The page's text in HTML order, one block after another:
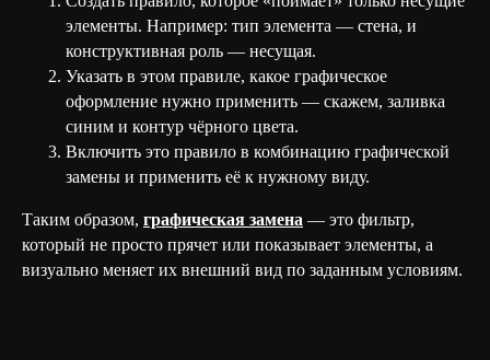
элементы. Например: тип элемента — стена, и
конструктивная роль — несущая.
Указать в этом правиле, какое графическое
оформление нужно применить — скажем, заливка
синим и контур чёрного цвета.
Включить это правило в комбинацию графической
замены и применить её к нужному виду.
Таким образом, графическая замена — это фильтр,
который не просто прячет или показывает элементы, а
визуально меняет их внешний вид по заданным условиям.